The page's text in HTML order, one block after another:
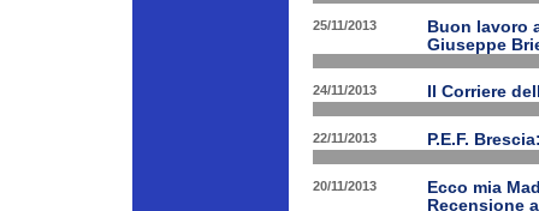
25/11/2013
Buon lavoro
Giuseppe
24/11/2013 Il Corriere
22/11/2013 P.E.F.
20/11/2013
Ecco mia
Recensione